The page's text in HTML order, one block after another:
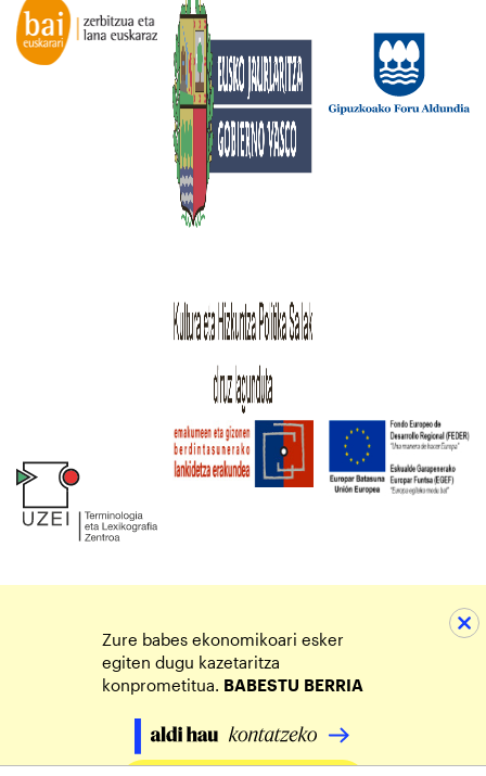
Zure babes ekonomikoari esker
egiten dugu kazetaritza
konprometitua. BABESTU BERRIA